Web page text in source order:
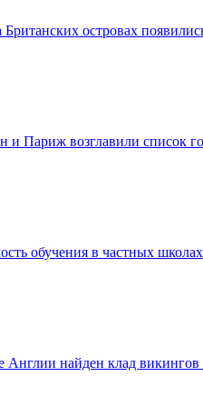
Британских островах
и Париж возглавили список
обучения в частных
Англии найден клад